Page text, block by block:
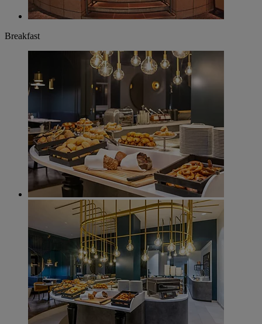
Breakfast